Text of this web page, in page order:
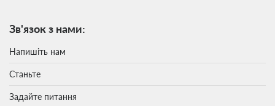
Зв'язок з нами:
Напишіть нам
Станьте
Задайте питання